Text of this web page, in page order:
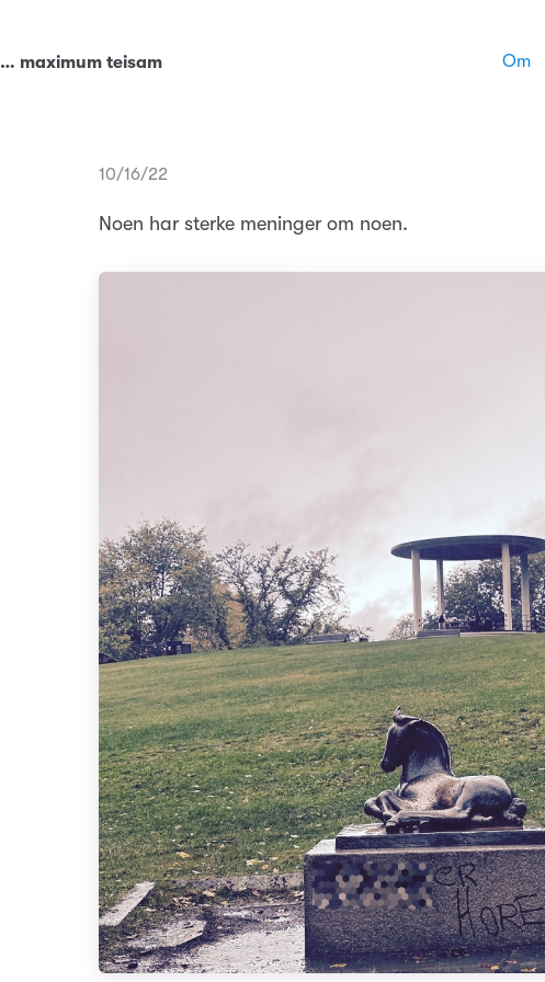
… maximum teisam Om
10/16/22
Noen har sterke meninger om noen.